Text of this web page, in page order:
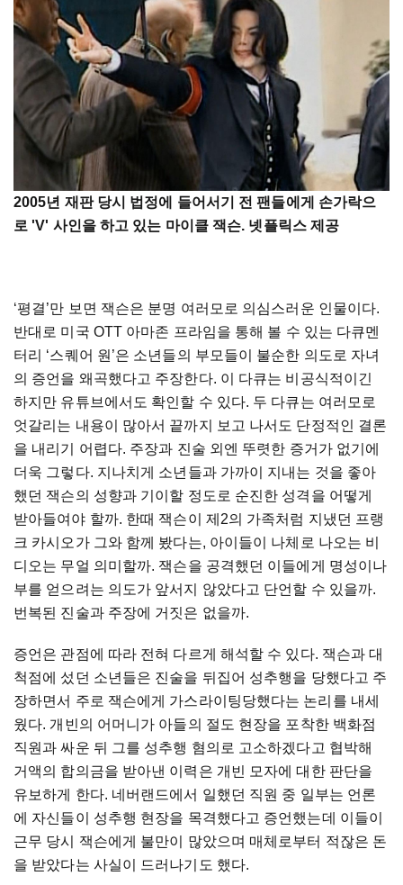
2005년 재판 당시 법정에 들어서기 전 팬들에게 손가락으
로 'V' 사인을 하고 있는 마이클 잭슨. 넷플릭스 제공
‘평결’만 보면 잭슨은 분명 여러모로 의심스러운 인물이다.
반대로 미국 OTT 아마존 프라임을 통해 볼 수 있는 다큐멘
터리 ‘스퀘어 원’은 소년들의 부모들이 불순한 의도로 자녀
의 증언을 왜곡했다고 주장한다. 이 다큐는 비공식적이긴
하지만 유튜브에서도 확인할 수 있다. 두 다큐는 여러모로
엇갈리는 내용이 많아서 끝까지 보고 나서도 단정적인 결론
을 내리기 어렵다. 주장과 진술 외엔 뚜렷한 증거가 없기에
더욱 그렇다. 지나치게 소년들과 가까이 지내는 것을 좋아
했던 잭슨의 성향과 기이할 정도로 순진한 성격을 어떻게
받아들여야 할까. 한때 잭슨이 제2의 가족처럼 지냈던 프랭
크 카시오가 그와 함께 봤다는, 아이들이 나체로 나오는 비
디오는 무얼 의미할까. 잭슨을 공격했던 이들에게 명성이나
부를 얻으려는 의도가 앞서지 않았다고 단언할 수 있을까.
번복된 진술과 주장에 거짓은 없을까.
증언은 관점에 따라 전혀 다르게 해석할 수 있다. 잭슨과 대
척점에 섰던 소년들은 진술을 뒤집어 성추행을 당했다고 주
장하면서 주로 잭슨에게 가스라이팅당했다는 논리를 내세
웠다. 개빈의 어머니가 아들의 절도 현장을 포착한 백화점
직원과 싸운 뒤 그를 성추행 혐의로 고소하겠다고 협박해
거액의 합의금을 받아낸 이력은 개빈 모자에 대한 판단을
유보하게 한다. 네버랜드에서 일했던 직원 중 일부는 언론
에 자신들이 성추행 현장을 목격했다고 증언했는데 이들이
근무 당시 잭슨에게 불만이 많았으며 매체로부터 적잖은 돈
을 받았다는 사실이 드러나기도 했다.